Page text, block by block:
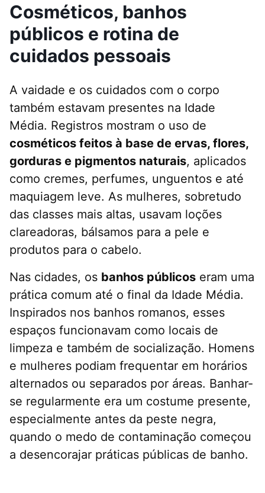
Cosméticos, banhos
públicos e rotina de
cuidados pessoais
A vaidade e os cuidados com o corpo
também estavam presentes na Idade
Média. Registros mostram o uso de
cosméticos feitos à base de ervas, flores,
gorduras e pigmentos naturais, aplicados
como cremes, perfumes, unguentos e até
maquiagem leve. As mulheres, sobretudo
das classes mais altas, usavam loções
clareadoras, bálsamos para a pele e
produtos para o cabelo.
Nas cidades, os banhos públicos eram uma
prática comum até o final da Idade Média.
Inspirados nos banhos romanos, esses
espaços funcionavam como locais de
limpeza e também de socialização. Homens
e mulheres podiam frequentar em horários
alternados ou separados por áreas. Banhar-
se regularmente era um costume presente,
especialmente antes da peste negra,
quando o medo de contaminação começou
a desencorajar práticas públicas de banho.